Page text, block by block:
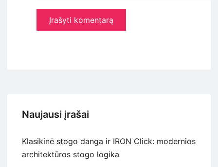
Naujausi įrašai
Klasikinė stogo danga ir IRON Click: modernios
architektūros stogo logika